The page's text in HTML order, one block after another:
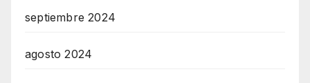
septiembre 2024
agosto 2024